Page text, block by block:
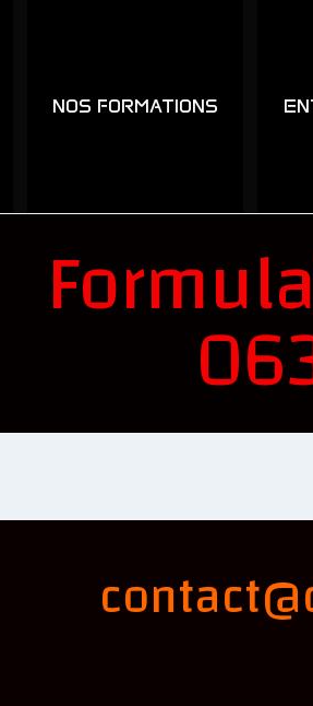
NOS FORMATIONS